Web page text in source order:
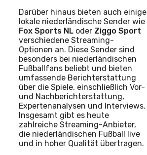
Darüber hinaus bieten auch einige
lokale niederländische Sender wie
Fox Sports NL oder Ziggo Sport
verschiedene Streaming-
Optionen an. Diese Sender sind
besonders bei niederländischen
Fußballfans beliebt und bieten
umfassende Berichterstattung
über die Spiele, einschließlich Vor-
und Nachberichterstattung,
Expertenanalysen und Interviews.
Insgesamt gibt es heute
zahlreiche Streaming-Anbieter,
die niederländischen Fußball live
und in hoher Qualität übertragen.